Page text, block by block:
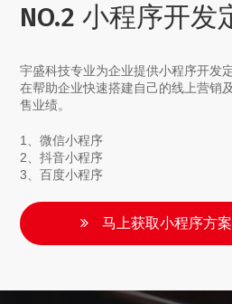
NO.2 小程序开发
宇盛科技专业为企业提供小程序开发
在帮助企业快速搭建自己的线上营销
售业绩。
1、微信小程序
2、抖音小程序
3、百度小程序
马上获取小程序方案